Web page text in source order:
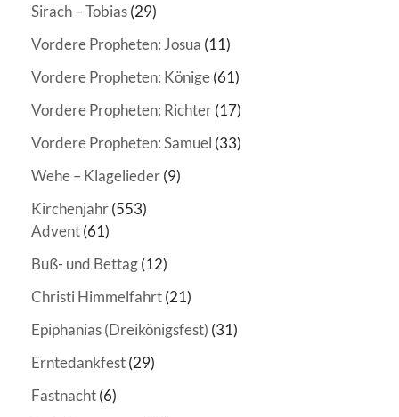
Sirach – Tobias(29)
Vordere Propheten: Josua (11)
Vordere Propheten: Könige(61)
Vordere Propheten: Richter(17)
Vordere Propheten: Samuel (33)
Wehe – Klagelieder(9)
Kirchenjahr(553)
Advent(61)
Buß- und Bettag(12)
Christi Himmelfahrt(21)
Epiphanias (Dreikönigsfest) (31)
Erntedankfest(29)
Fastnacht(6)